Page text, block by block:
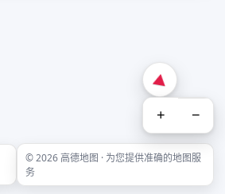
+ −
© 2026 高德地图 · 为您提供准确的地图服
务